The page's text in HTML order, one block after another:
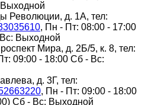
Революции, д. 1А, тел:
, Пн - Пт: 08:00 - 17:00
Выходной
Мира, д. 2Б/5, к. 8, тел:
09:00 - 18:00 Сб - Вс:
д. 3Г, тел:
, Пн - Пт: 09:00 - 18:00
Сб - Вс: Выходной